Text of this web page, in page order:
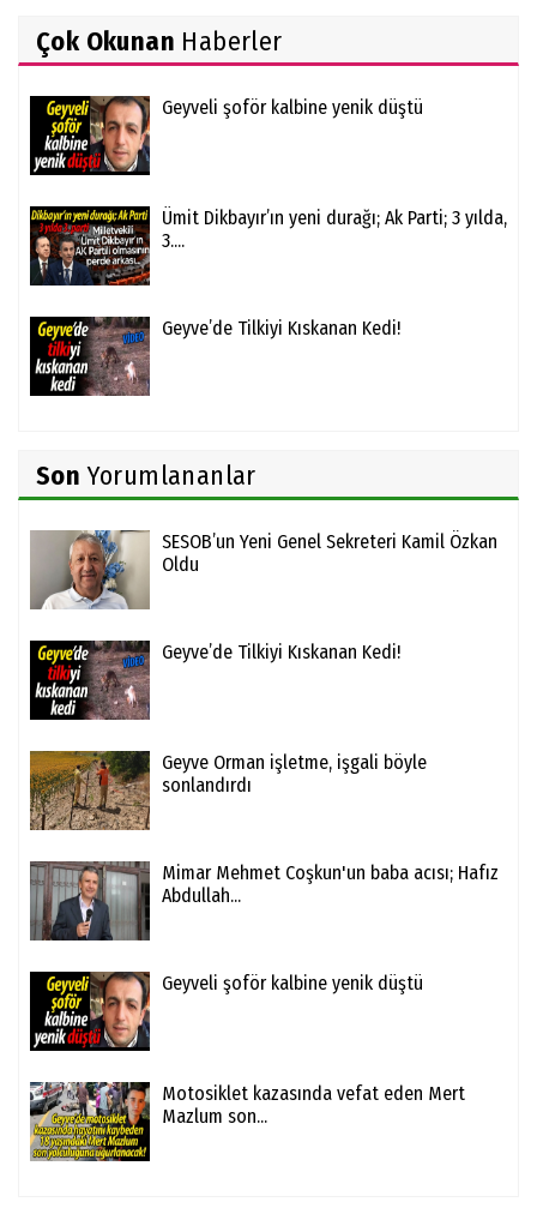
Çok Okunan Haberler
Geyveli şoför kalbine yenik düştü
Ümit Dikbayır’ın yeni durağı; Ak Parti; 3 yılda,
3....
Geyve’de Tilkiyi Kıskanan Kedi!
Son Yorumlananlar
SESOB’un Yeni Genel Sekreteri Kamil Özkan
Oldu
Geyve’de Tilkiyi Kıskanan Kedi!
Geyve Orman işletme, işgali böyle
sonlandırdı
Mimar Mehmet Coşkun'un baba acısı; Hafız
Abdullah...
Geyveli şoför kalbine yenik düştü
Motosiklet kazasında vefat eden Mert
Mazlum son...